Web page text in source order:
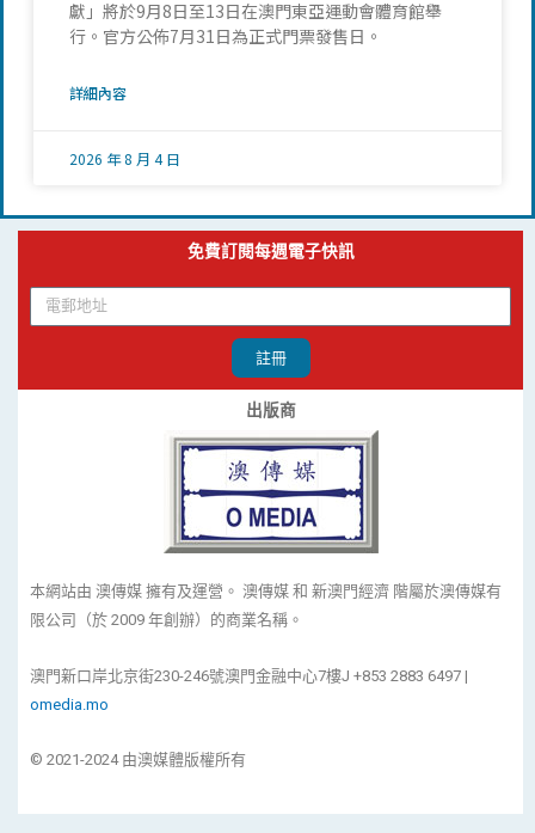
獻」將於9月8日至13日在澳門東亞運動會體育館舉
行。官方公佈7月31日為正式門票發售日。
詳細內容
2026 年 8 月 4 日
免費訂閱每週電子快訊
註冊
出版商
本網站由 澳傳媒 擁有及運營。 澳傳媒 和 新澳門經濟 階屬於澳傳媒有
限公司（於 2009 年創辦）的商業名稱。
澳門新口岸北京街230-246號澳門金融中心7樓J +853 2883 6497 |
omedia.mo
© 2021-2024 由澳媒體版權所有